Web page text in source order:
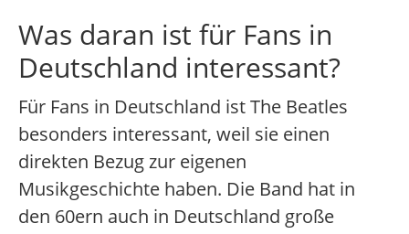
Was daran ist für Fans in
Deutschland interessant?
Für Fans in Deutschland ist The Beatles
besonders interessant, weil sie einen
direkten Bezug zur eigenen
Musikgeschichte haben. Die Band hat in
den 60ern auch in Deutschland große